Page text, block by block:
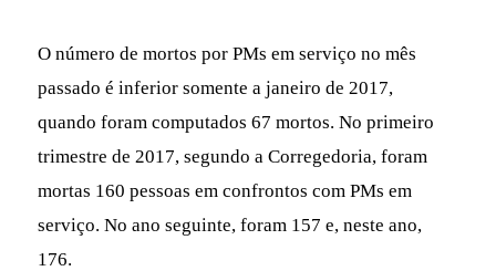
O número de mortos por PMs em serviço no mês
passado é inferior somente a janeiro de 2017,
quando foram computados 67 mortos. No primeiro
trimestre de 2017, segundo a Corregedoria, foram
mortas 160 pessoas em confrontos com PMs em
serviço. No ano seguinte, foram 157 e, neste ano,
176.